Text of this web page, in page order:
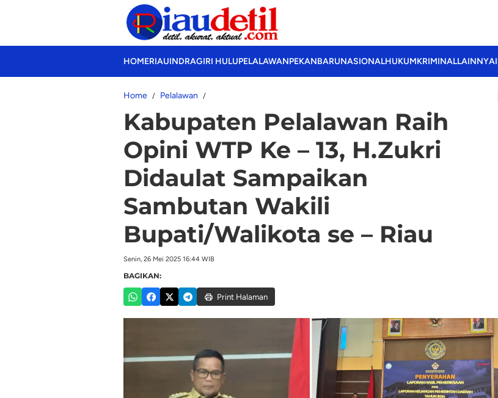
HOMERIAUINDRAGIRI HULUPELALAWANPEKANBARUNASIONALHUKUMKRIMINALLAINNYA
Home Pelalawan
Kabupaten Pelalawan Raih
Opini WTP Ke – 13, H.Zukri
Didaulat Sampaikan
Sambutan Wakili
Bupati/Walikota se – Riau
Senin, 26 Mei 2025 16:44 WIB
BAGIKAN:
Print Halaman